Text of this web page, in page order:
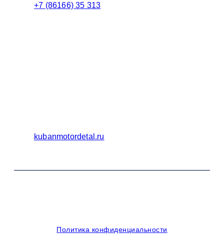
+7 (86166) 35 313
kubanmotordetal.ru
Политика конфиденциальности